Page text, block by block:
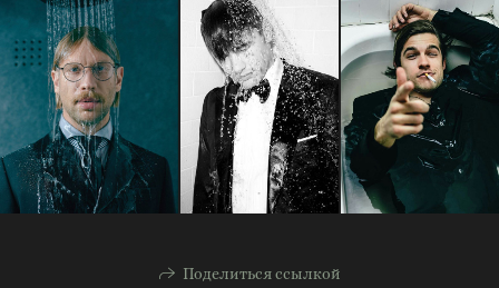
Поделиться ссылкой